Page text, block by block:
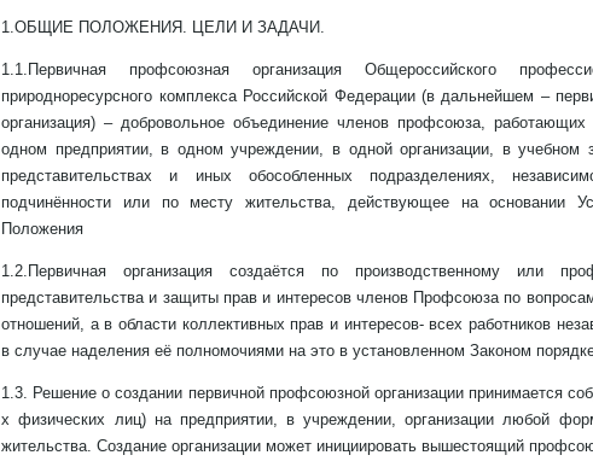
1.ОБЩИЕ ПОЛОЖЕНИЯ. ЦЕЛИ И ЗАДАЧИ.
1.1.Первичная профсоюзная организация Общероссийского
природноресурсного комплекса Российской Федерации (в дальнейшем –
организация) – добровольное объединение членов профсоюза,
одном предприятии, в одном учреждении, в одной организации, в учебном
представительствах и иных обособленных подразделениях,
подчинённости или по месту жительства, действующее на основании
Положения
1.2.Первичная организация создаётся по производственному или
представительства и защиты прав и интересов членов Профсоюза по
отношений, а в области коллективных прав и интересов- всех работников
в случае наделения её полномочиями на это в установленном Законом
1.3. Решение о создании первичной профсоюзной организации принимается
х физических лиц) на предприятии, в учреждении, организации любой
жительства. Создание организации может инициировать вышестоящий